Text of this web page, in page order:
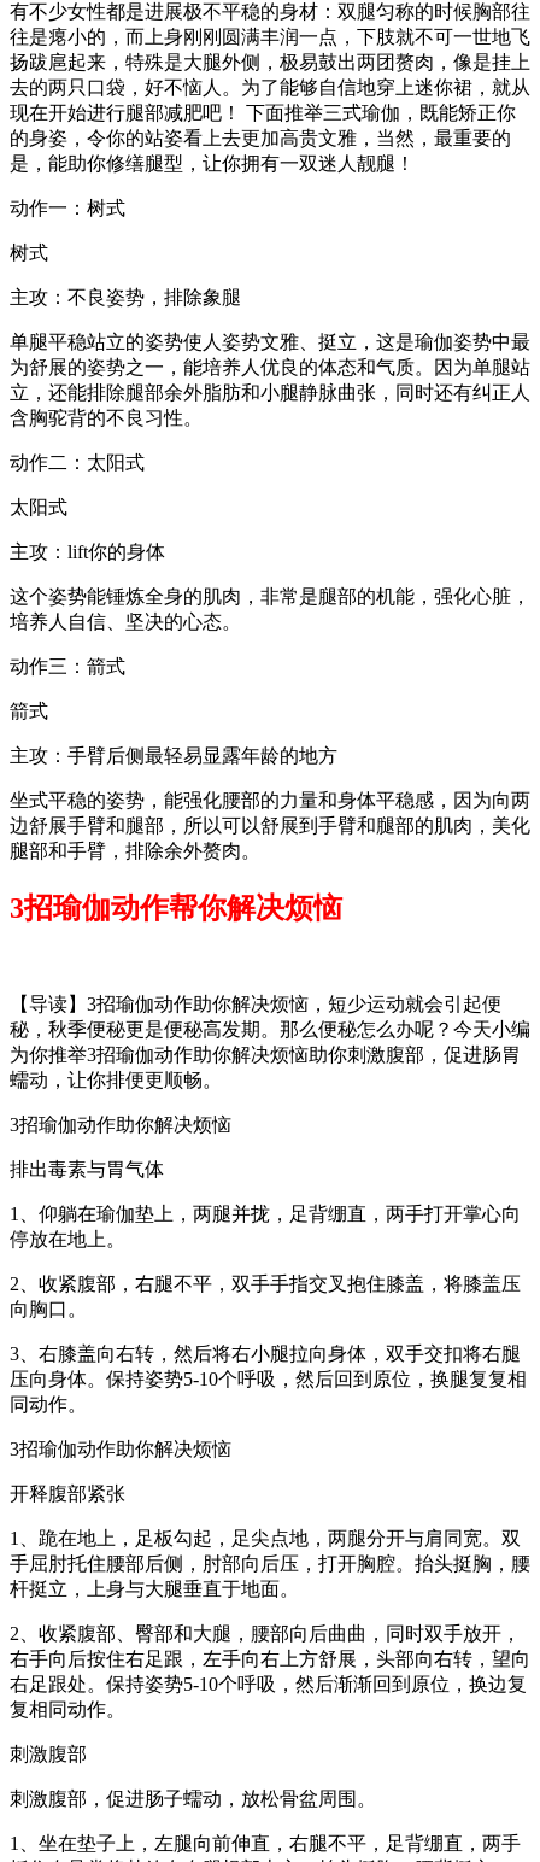
有不少女性都是进展极不平稳的身材：双腿匀称的时候胸部往
往是瘪小的，而上身刚刚圆满丰润一点，下肢就不可一世地飞
扬跋扈起来，特殊是大腿外侧，极易鼓出两团赘肉，像是挂上
去的两只口袋，好不恼人。为了能够自信地穿上迷你裙，就从
现在开始进行腿部减肥吧！ 下面推举三式瑜伽，既能矫正你
的身姿，令你的站姿看上去更加高贵文雅，当然，最重要的
是，能助你修缮腿型，让你拥有一双迷人靓腿！
动作一：树式
树式
主攻：不良姿势，排除象腿
单腿平稳站立的姿势使人姿势文雅、挺立，这是瑜伽姿势中最
为舒展的姿势之一，能培养人优良的体态和气质。因为单腿站
立，还能排除腿部余外脂肪和小腿静脉曲张，同时还有纠正人
含胸驼背的不良习性。
动作二：太阳式
太阳式
主攻：lift你的身体
这个姿势能锤炼全身的肌肉，非常是腿部的机能，强化心脏，
培养人自信、坚决的心态。
动作三：箭式
箭式
主攻：手臂后侧最轻易显露年龄的地方
坐式平稳的姿势，能强化腰部的力量和身体平稳感，因为向两
边舒展手臂和腿部，所以可以舒展到手臂和腿部的肌肉，美化
腿部和手臂，排除余外赘肉。
3招瑜伽动作帮你解决烦恼
【导读】3招瑜伽动作助你解决烦恼，短少运动就会引起便
秘，秋季便秘更是便秘高发期。那么便秘怎么办呢？今天小编
为你推举3招瑜伽动作助你解决烦恼助你刺激腹部，促进肠胃
蠕动，让你排便更顺畅。
3招瑜伽动作助你解决烦恼
排出毒素与胃气体
1、仰躺在瑜伽垫上，两腿并拢，足背绷直，两手打开掌心向
停放在地上。
2、收紧腹部，右腿不平，双手手指交叉抱住膝盖，将膝盖压
向胸口。
3、右膝盖向右转，然后将右小腿拉向身体，双手交扣将右腿
压向身体。保持姿势5-10个呼吸，然后回到原位，换腿复复相
同动作。
3招瑜伽动作助你解决烦恼
开释腹部紧张
1、跪在地上，足板勾起，足尖点地，两腿分开与肩同宽。双
手屈肘托住腰部后侧，肘部向后压，打开胸腔。抬头挺胸，腰
杆挺立，上身与大腿垂直于地面。
2、收紧腹部、臀部和大腿，腰部向后曲曲，同时双手放开，
右手向后按住右足跟，左手向右上方舒展，头部向右转，望向
右足跟处。保持姿势5-10个呼吸，然后渐渐回到原位，换边复
复相同动作。
刺激腹部
刺激腹部，促进肠子蠕动，放松骨盆周围。
1、坐在垫子上，左腿向前伸直，右腿不平，足背绷直，两手